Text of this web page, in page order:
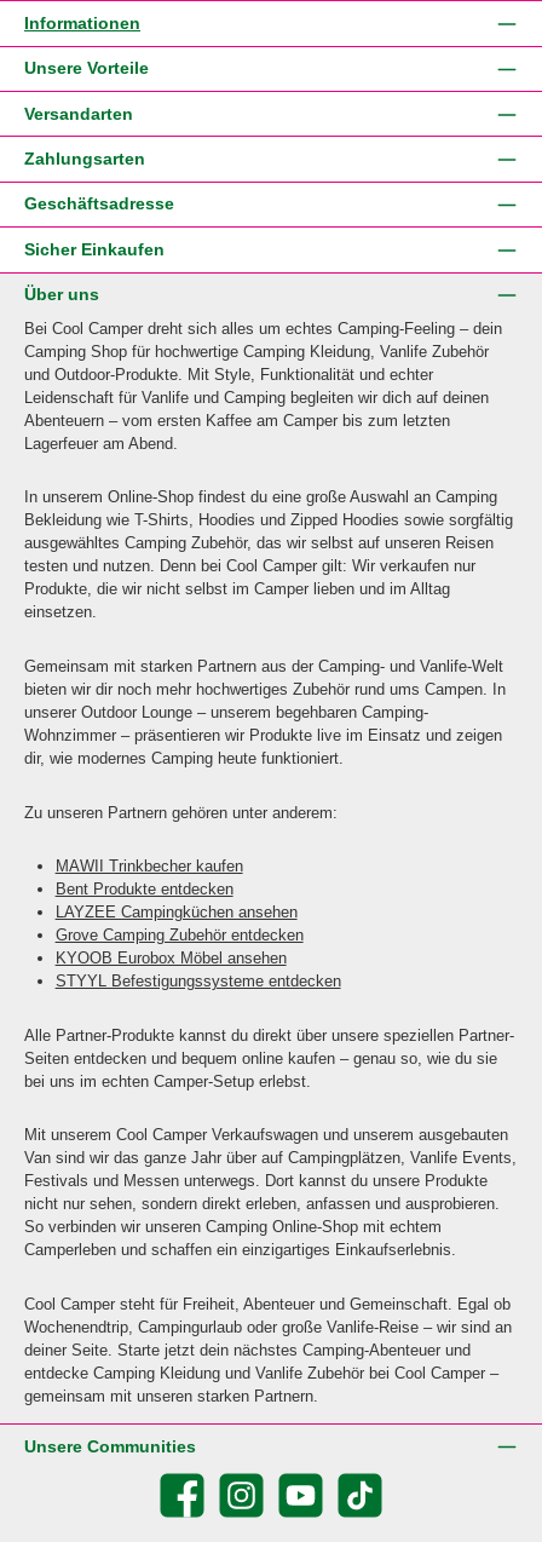
Informationen
Unsere Vorteile
Versandarten
Zahlungsarten
Geschäftsadresse
Sicher Einkaufen
Über uns
Bei Cool Camper dreht sich alles um echtes Camping-Feeling – dein
Camping Shop für hochwertige Camping Kleidung, Vanlife Zubehör
und Outdoor-Produkte. Mit Style, Funktionalität und echter
Leidenschaft für Vanlife und Camping begleiten wir dich auf deinen
Abenteuern – vom ersten Kaffee am Camper bis zum letzten
Lagerfeuer am Abend.
In unserem Online-Shop findest du eine große Auswahl an Camping
Bekleidung wie T-Shirts, Hoodies und Zipped Hoodies sowie sorgfältig
ausgewähltes Camping Zubehör, das wir selbst auf unseren Reisen
testen und nutzen. Denn bei Cool Camper gilt: Wir verkaufen nur
Produkte, die wir nicht selbst im Camper lieben und im Alltag
einsetzen.
Gemeinsam mit starken Partnern aus der Camping- und Vanlife-Welt
bieten wir dir noch mehr hochwertiges Zubehör rund ums Campen. In
unserer Outdoor Lounge – unserem begehbaren Camping-
Wohnzimmer – präsentieren wir Produkte live im Einsatz und zeigen
dir, wie modernes Camping heute funktioniert.
Zu unseren Partnern gehören unter anderem:
MAWII Trinkbecher kaufen
Bent Produkte entdecken
LAYZEE Campingküchen ansehen
Grove Camping Zubehör entdecken
KYOOB Eurobox Möbel ansehen
STYYL Befestigungssysteme entdecken
Alle Partner-Produkte kannst du direkt über unsere speziellen Partner-
Seiten entdecken und bequem online kaufen – genau so, wie du sie
bei uns im echten Camper-Setup erlebst.
Mit unserem Cool Camper Verkaufswagen und unserem ausgebauten
Van sind wir das ganze Jahr über auf Campingplätzen, Vanlife Events,
Festivals und Messen unterwegs. Dort kannst du unsere Produkte
nicht nur sehen, sondern direkt erleben, anfassen und ausprobieren.
So verbinden wir unseren Camping Online-Shop mit echtem
Camperleben und schaffen ein einzigartiges Einkaufserlebnis.
Cool Camper steht für Freiheit, Abenteuer und Gemeinschaft. Egal ob
Wochenendtrip, Campingurlaub oder große Vanlife-Reise – wir sind an
deiner Seite. Starte jetzt dein nächstes Camping-Abenteuer und
entdecke Camping Kleidung und Vanlife Zubehör bei Cool Camper –
gemeinsam mit unseren starken Partnern.
Unsere Communities
Facebook Instagram YouTube TikTok